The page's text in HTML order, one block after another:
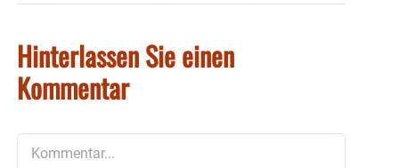
Hinterlassen Sie einen
Kommentar